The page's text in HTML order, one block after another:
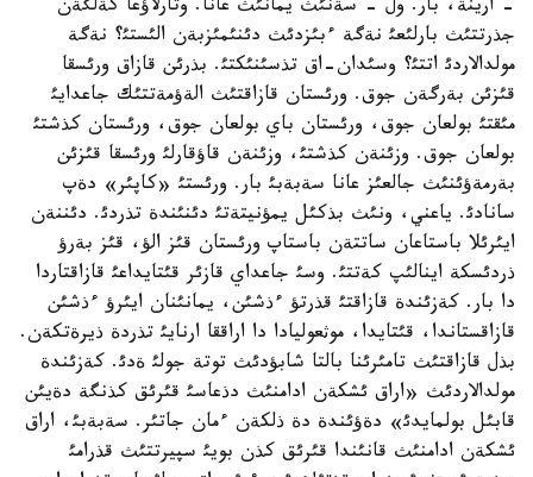
- ارينة، بار. ول - سةنئث يمانئث عانا. وتارلاؤعا كةلگةن
جذرتتئث بارلئعئ نةگة ءبئزدئث دئنئمئزبةن الئستئ؟ نةگة
مولدالاردئ اتتئ؟ وسئدان-اق تذسئنئكتئ. بذرئن قازاق ورئسقا
قئزئن بةرگةن جوق. ورئستان قازاقتئث الةؤمةتتئك جاعدايئ
مئقتئ بولعان جوق، ورئستان باي بولعان جوق، ورئستان كذشتئ
بولعان جوق. وزئنةن كذشتئ، وزئنةن قاؤقارلئ ورئسقا قئزئن
بةرمةؤئنئث جالعئز عانا سةبةبئ بار. ورئستئ «كاپئر» دةپ
سانادئ. ياعني، ونئث بذكئل يمؤنيتةتئ دئنئندة تذردئ. دئننةن
ايئرئلا باستاعان ساتتةن باستاپ ورئستان قئز الؤ، قئز بةرؤ
ذردئسكة اينالئپ كةتتئ. وسئ جاعداي قازئر قئتايداعئ قازاقتاردا
دا بار. كةزئندة قازاقتئ قذرتؤ ءذشئن، يمانئنان ايئرؤ ءذشئن
قازاقستاندا، قئتايدا، موثعوليادا دا اراققا ارنايئ تذردة ذيرةتكةن.
بذل قازاقتئث تامئرئنا بالتا شابؤدئث توتة جولئ ةدئ. كةزئندة
مولدالاردئث «اراق ئشكةن ادامنئث دذعاسئ قئرئق كذنگة دةيئن
قابئل بولمايدئ» دةؤئندة دة ذلكةن ءمان جاتئر. سةبةبئ، اراق
ئشكةن ادامنئث قانئندا قئرئق كذن بويئ سپيرتتئث قذرامئ